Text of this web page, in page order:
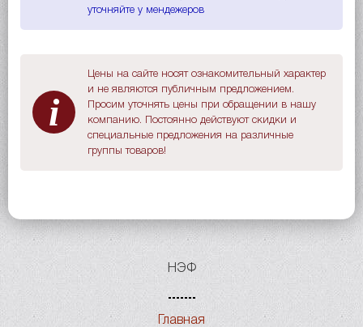
уточняйте у мендежеров
i
Цены на сайте носят ознакомительный характер
и не являются публичным предложением.
Просим уточнять цены при обращении в нашу
компанию. Постоянно действуют скидки и
специальные предложения на различные
группы товаров!
НЭФ
Главная